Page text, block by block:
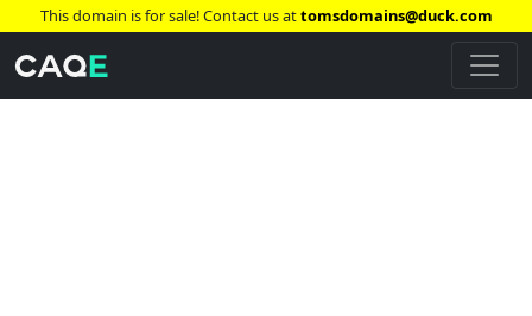
This domain is for sale! Contact us attomsdomains@duck.com